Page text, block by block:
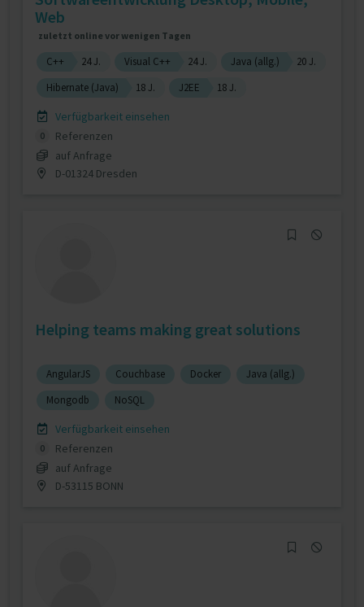
Web
zuletzt online vor wenigen Tagen
C++ 24 J. Visual C++ 24 J. Java (allg.)
20 J.
Hibernate (Java)
18 J. J2EE 18 J.
Verfügbarkeit einsehen
0
Referenzen
auf Anfrage
D-01324 Dresden
Helping teams making great solutions
AngularJS Couchbase Docker
Java (allg.)
Mongodb
NoSQL
Verfügbarkeit einsehen
0
Referenzen
auf Anfrage
D-53115 BONN